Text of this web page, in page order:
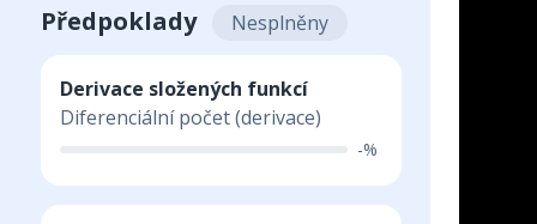
Předpoklady Nesplněny
Derivace složených funkcí
Diferenciální počet (derivace)
-%